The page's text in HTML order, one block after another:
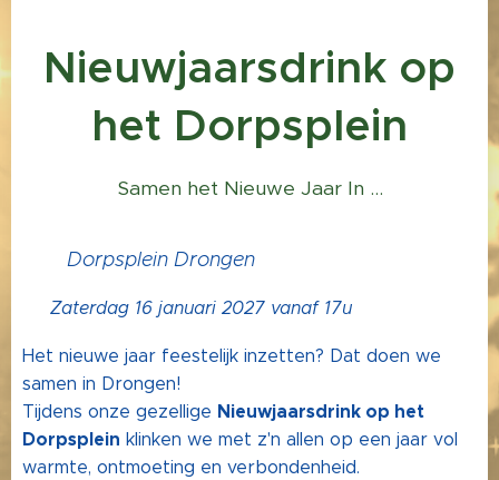
Nieuwjaarsdrink op
het Dorpsplein
Samen het Nieuwe Jaar In ...
Dorpsplein Drongen
Zaterdag 16 januari 2027 vanaf 17u
Het nieuwe jaar feestelijk inzetten? Dat doen we
samen in Drongen!
Tijdens onze gezellige Nieuwjaarsdrink op het
Dorpsplein klinken we met z'n allen op een jaar vol
warmte, ontmoeting en verbondenheid. 💛